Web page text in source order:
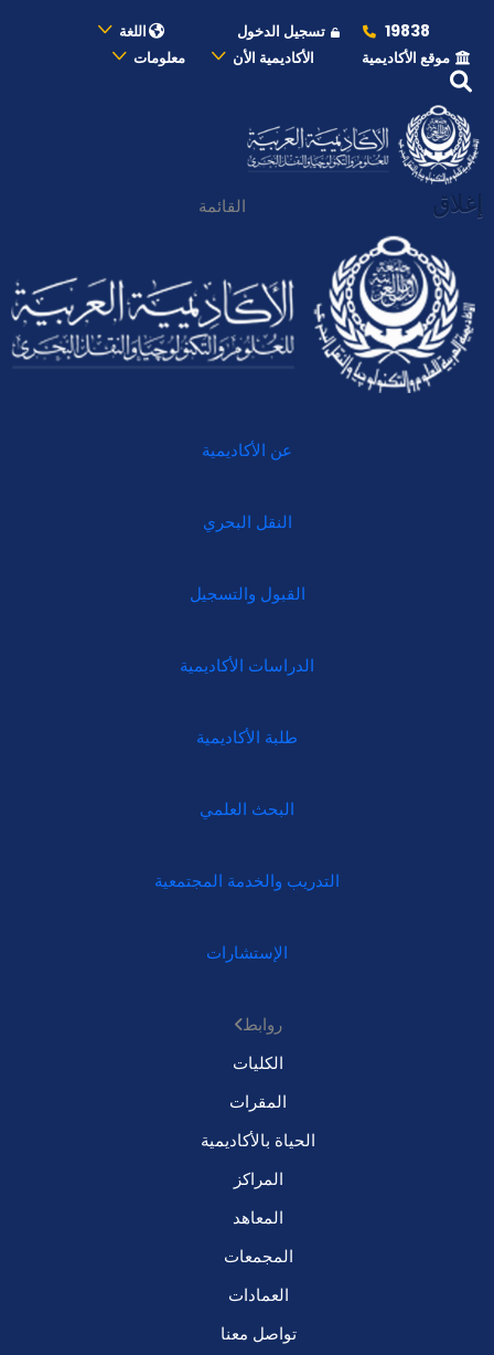
19838 تسجيل الدخول
اللغة
موقع الأكاديمية
الأكاديمية الأن معلومات
إغلاق القائمة
عن الأكاديمية
النقل البحري
القبول والتسجيل
الدراسات الأكاديمية
طلبة الأكاديمية
البحث العلمي
التدريب والخدمة المجتمعية
الإستشارات
روابط
الكليات
المقرات
الحياة بالأكاديمية
المراكز
المعاهد
المجمعات
العمادات
تواصل معنا